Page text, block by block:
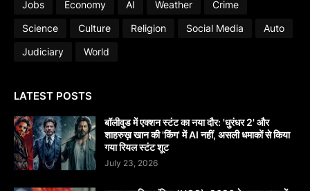
Jobs
Economy AI Weather
Crime
Science
Culture Religion Social Media
Auto
Judiciary
World
LATEST POSTS
बॉलीवुड में एक्शन स्टंट का नया दौर: 'धुरंधर 2' और
शाहरुख़ खान की 'किंग' में AI नहीं, असली धमाकों से किया
गया रियल स्टंट शूट
July 23, 2026